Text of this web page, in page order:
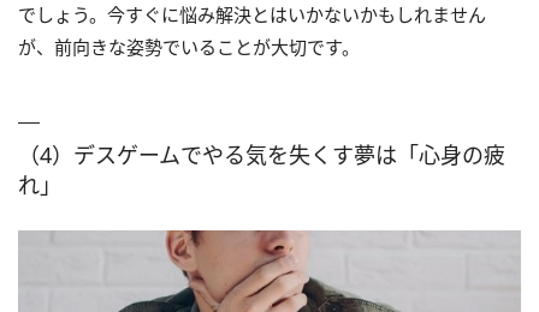
でしょう。今すぐに悩み解決とはいかないかもしれません
が、前向きな姿勢でいることが大切です。
（4）デスゲームでやる気を失くす夢は「心身の疲
れ」